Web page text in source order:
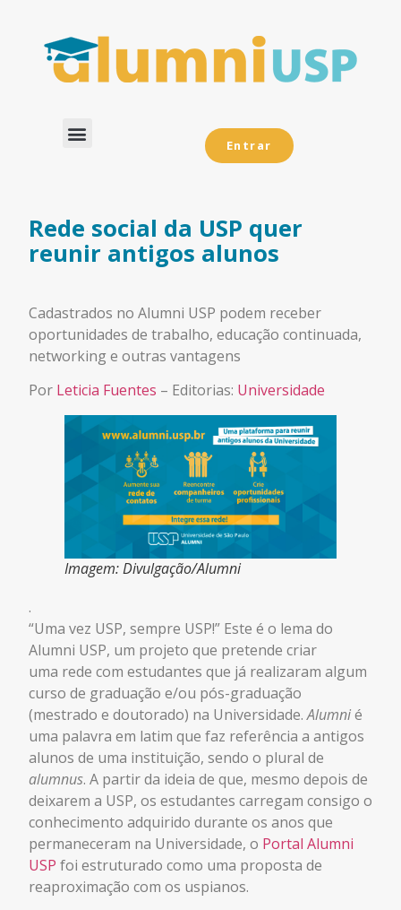
Entrar
Rede social da USP quer
reunir antigos alunos
Cadastrados no Alumni USP podem receber
oportunidades de trabalho, educação continuada,
networking e outras vantagens
Por Leticia Fuentes – Editorias: Universidade
Imagem: Divulgação/Alumni
.
“Uma vez USP, sempre USP!” Este é o lema do
Alumni USP, um projeto que pretende criar
uma rede com estudantes que já realizaram algum
curso de graduação e/ou pós-graduação
(mestrado e doutorado) na Universidade.Alumnié
uma palavra em latim que faz referência a antigos
alunos de uma instituição, sendo o plural de
alumnus. A partir da ideia de que, mesmo depois de
deixarem a USP, os estudantes carregam consigo o
conhecimento adquirido durante os anos que
permaneceram na Universidade, o Portal Alumni
USP foi estruturado como uma proposta de
reaproximação com os uspianos.